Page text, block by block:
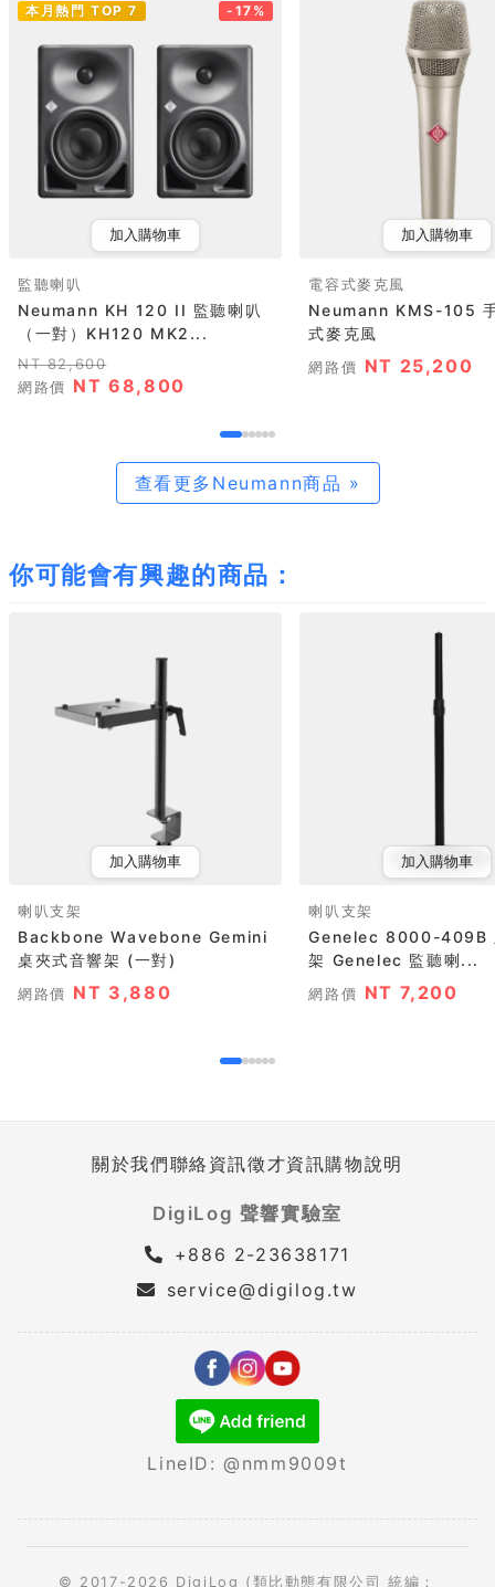
本月熱門 TOP 7 -17%
加入購物車
監聽喇叭
Neumann KH 120 II 監聽喇叭
（一對）KH120 MK2...
NT 82,600
網路價 NT 68,800
加入購物車
電容式麥克風
Neumann KMS-105
式麥克風
網路價 NT 25,200
查看更多Neumann商品 »
你可能會有興趣的商品：
加入購物車
喇叭支架
Backbone Wavebone Gemini
桌夾式音響架 (一對)
網路價 NT 3,880
加入購物車
喇叭支架
Genelec 8000-409B
架 Genelec 監聽喇...
網路價 NT 7,200
關於我們聯絡資訊徵才資訊購物說明
DigiLog 聲響實驗室
+886 2-23638171
service@digilog.tw
LineID: @nmm9009t
© 2017-2026 DigiLog (類比動態有限公司 統編：